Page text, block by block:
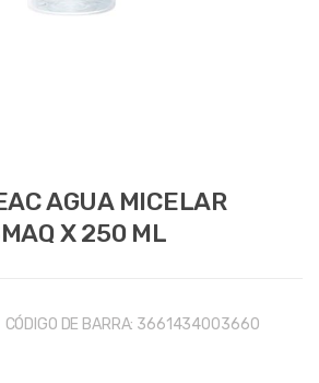
AGUA MICELAR
X 250 ML
CÓDIGO DE BARRA: 3661434003660